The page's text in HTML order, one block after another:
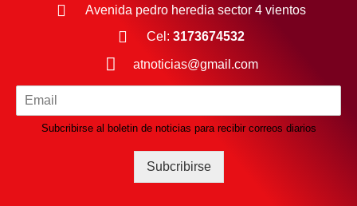
Avenida pedro heredia sector 4 vientos
Cel: 3173674532
atnoticias@gmail.com
Subcribirse al boletin de noticias para recibir correos diarios
Subcribirse